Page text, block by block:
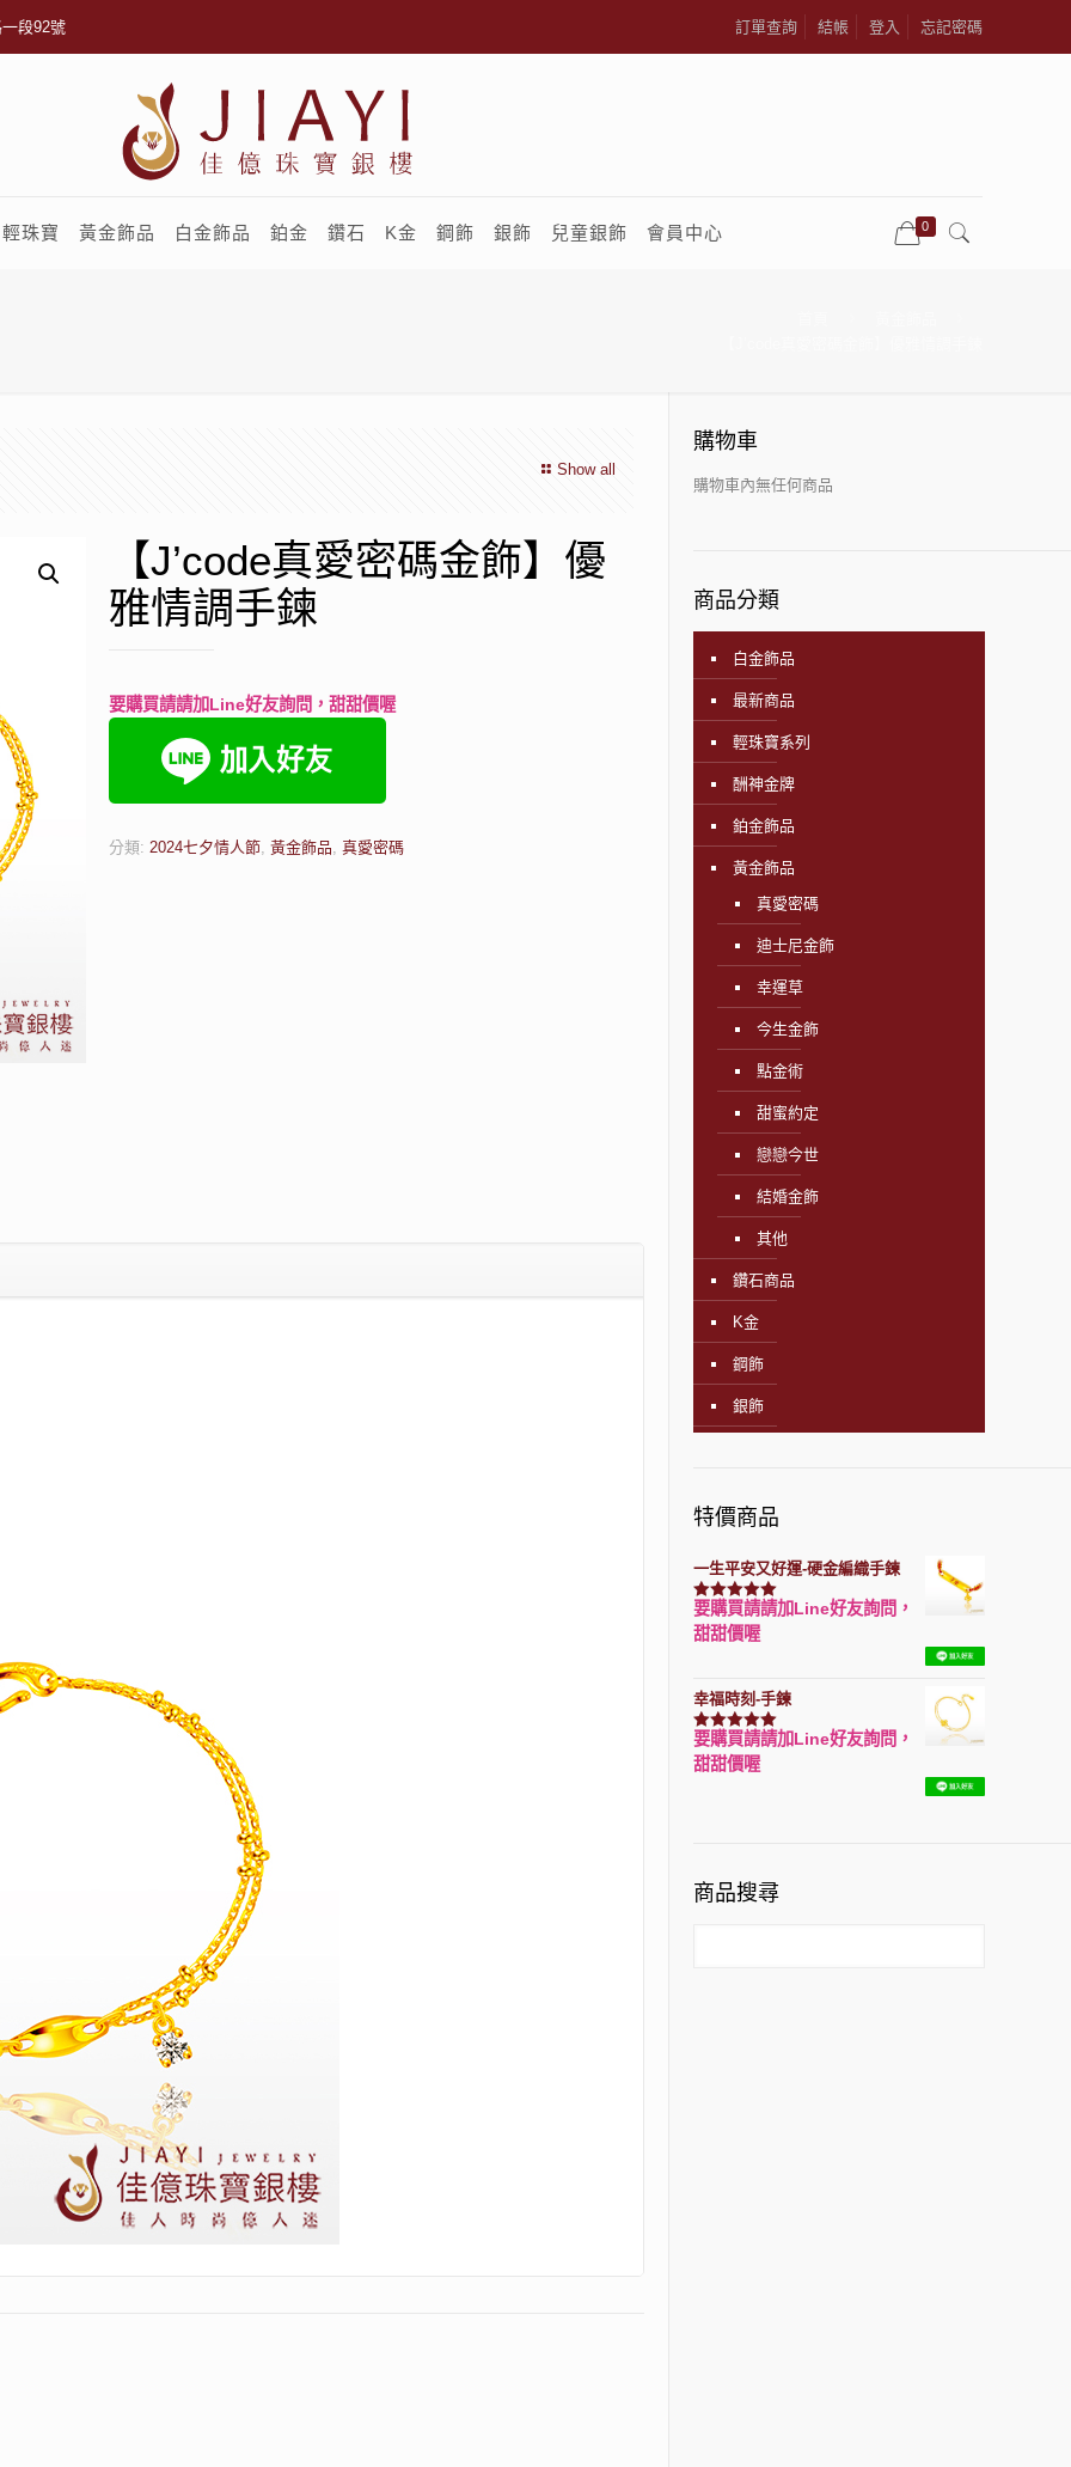
段92號 訂單查詢 結帳 登入 忘記密碼
輕珠寶 黃金飾品 白金飾品 鉑金 鑽石 K金 鋼飾 銀飾 兒童銀飾 會員中心 0
Show all
【J’code真愛密碼金飾】優
雅情調手鍊
要購買請請加Line好友詢問，甜甜價喔
分類: 2024七夕情人節, 黃金飾品, 真愛密碼
購物車
購物車內無任何商品
商品分類
白金飾品
最新商品
輕珠寶系列
酬神金牌
鉑金飾品
黃金飾品
真愛密碼
迪士尼金飾
幸運草
今生金飾
點金術
甜蜜約定
戀戀今世
結婚金飾
其他
鑽石商品
K金
鋼飾
銀飾
特價商品
一生平安又好運-硬金編織手鍊
評分7740滿分 5
要購買請請加Line好友詢問，
甜甜價喔
幸福時刻-手鍊
評分3150滿分 5
要購買請請加Line好友詢問，
甜甜價喔
商品搜尋